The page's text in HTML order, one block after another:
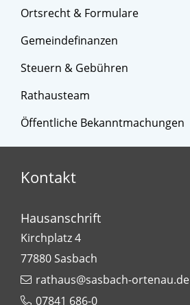
Ortsrecht & Formulare
Gemeindefinanzen
Steuern & Gebühren
Rathausteam
Öffentliche Bekanntmachungen
Kontakt
Hausanschrift
Kirchplatz 4
77880Sasbach
rathaus@sasbach-ortenau.de
07841 686-0